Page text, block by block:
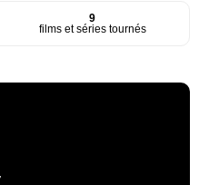
9
films et séries tournés